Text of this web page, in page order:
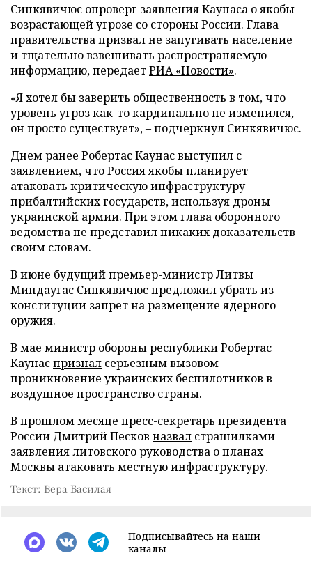
Синкявичюс опроверг заявления Каунаса о якобы
возрастающей угрозе со стороны России. Глава
правительства призвал не запугивать население
и тщательно взвешивать распространяемую
информацию, передаетРИА «Новости».
«Я хотел бы заверить общественность в том, что
уровень угроз как-то кардинально не изменился,
он просто существует», – подчеркнул Синкявичюс.
Днем ранее Робертас Каунас выступил с
заявлением, что Россия якобы планирует
атаковать критическую инфраструктуру
прибалтийских государств, используя дроны
украинской армии. При этом глава оборонного
ведомства не представил никаких доказательств
своим словам.
В июне будущий премьер-министр Литвы
Миндаугас Синкявичюспредложилубрать из
конституции запрет на размещение ядерного
оружия.
В мае министр обороны республики Робертас
Каунаспризнал серьезным вызовом
проникновение украинских беспилотников в
воздушное пространство страны.
В прошлом месяце пресс-секретарь президента
России Дмитрий Песков назвал страшилками
заявления литовского руководства о планах
Москвы атаковать местную инфраструктуру.
Текст: Вера Басилая
Подписывайтесь на наши
каналы